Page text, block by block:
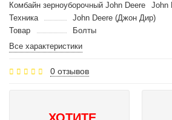
Комбайн зерноуборочный John Deere
John
Техника
John Deere (Джон Дир)
Товар
Болты
Все характеристики
0 отзывов